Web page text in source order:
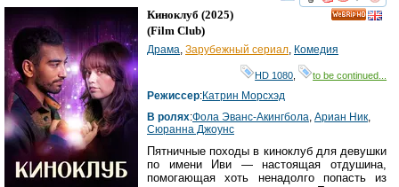
смотреть
Киноклуб (2025)
(Film Club)
Драма Зарубежный сериал Комедия
HD 1080 to be continued...
Режиссер:Катрин Морсхэд
В ролях:Фола Эванс-Акингбола Ариан Ник
Сюранна Джоунс
Пятничные походы в киноклуб для девушки
по имени Иви — настоящая отдушина,
помогающая хоть ненадолго попасть из